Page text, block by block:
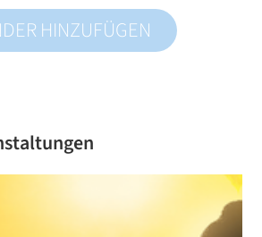
HINZUFÜGEN